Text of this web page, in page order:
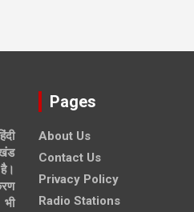
Pages
About Us
Contact Us
Privacy Policy
Radio Stations